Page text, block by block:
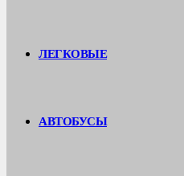
ЛЕГКОВЫЕ
АВТОБУСЫ